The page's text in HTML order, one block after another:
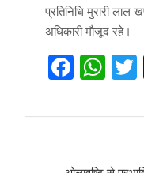
प्रतिनिधि मुरारी लाल
अधिकारी मौजूद रहे।
F
ce
W
at